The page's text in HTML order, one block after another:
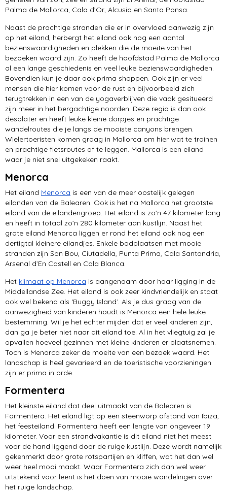
Palma de Mallorca, Cala d’Or, Alcusia en Santa Ponsa.
Naast de prachtige stranden die er in overvloed aanwezig zijn
op het eiland, herbergt het eiland ook nog een aantal
bezienswaardigheden en plekken die de moeite van het
bezoeken waard zijn. Zo heeft de hoofdstad Palma de Mallorca
al een lange geschiedenis en veel leuke bezienswaardigheden.
Bovendien kun je daar ook prima shoppen. Ook zijn er veel
mensen die hier komen voor de rust en bijvoorbeeld zich
terugtrekken in een van de yogaverblijven die vaak gesitueerd
zijn meer in het bergachtige noorden. Deze regio is dan ook
desolater en heeft leuke kleine dorpjes en prachtige
wandelroutes die je langs de mooiste canyons brengen.
Wielertoeristen komen graag in Mallorca om hier wat te trainen
en prachtige fietsroutes af te leggen. Mallorca is een eiland
waar je niet snel uitgekeken raakt.
Menorca
Het eiland Menorca is een van de meer oostelijk gelegen
eilanden van de Balearen. Ook is het na Mallorca het grootste
eiland van de eilandengroep. Het eiland is zo’n 47 kilometer lang
en heeft in totaal zo’n 280 kilometer aan kustlijn. Naast het
grote eiland Menorca liggen er rond het eiland ook nog een
dertigtal kleinere eilandjes. Enkele badplaatsen met mooie
stranden zijn Son Bou, Ciutadella, Punta Prima, Cala Santandria,
Arsenal d’En Castell en Cala Blanca.
Het klimaat op Menorca is aangenaam door haar ligging in de
Middellandse Zee. Het eiland is ook zeer kindvriendelijk en staat
ook wel bekend als ‘Buggy Island’. Als je dus graag van de
aanwezigheid van kinderen houdt is Menorca een hele leuke
bestemming. Wil je het echter mijden dat er veel kinderen zijn,
dan ga je beter niet naar dit eiland toe. Al in het vliegtuig zal je
opvallen hoeveel gezinnen met kleine kinderen er plaatsnemen.
Toch is Menorca zeker de moeite van een bezoek waard. Het
landschap is heel gevarieerd en de toeristische voorzieningen
zijn er prima in orde.
Formentera
Het kleinste eiland dat deel uitmaakt van de Balearen is
Formentera. Het eiland ligt op een steenworp afstand van Ibiza,
het feesteiland. Formentera heeft een lengte van ongeveer 19
kilometer. Voor een strandvakantie is dit eiland niet het meest
voor de hand liggend door de ruige kustlijn. Deze wordt namelijk
gekenmerkt door grote rotspartijen en kliffen, wat het dan wel
weer heel mooi maakt. Waar Formentera zich dan wel weer
uitstekend voor leent is het doen van mooie wandelingen over
het ruige landschap.